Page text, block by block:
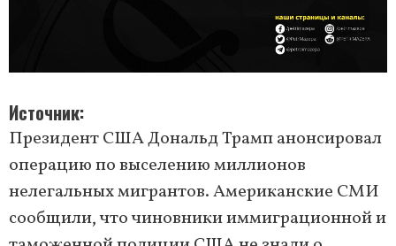
Источник
Президент США Дональд Трамп анонсировал
операцию по выселению миллионов
нелегальных мигрантов. Американские СМИ
сообщили, что чиновники иммиграционной и